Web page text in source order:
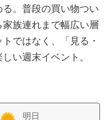
。普段の買い物つい
族連れまで幅広い層
ではなく、「見る・
い週末イベント。
明日